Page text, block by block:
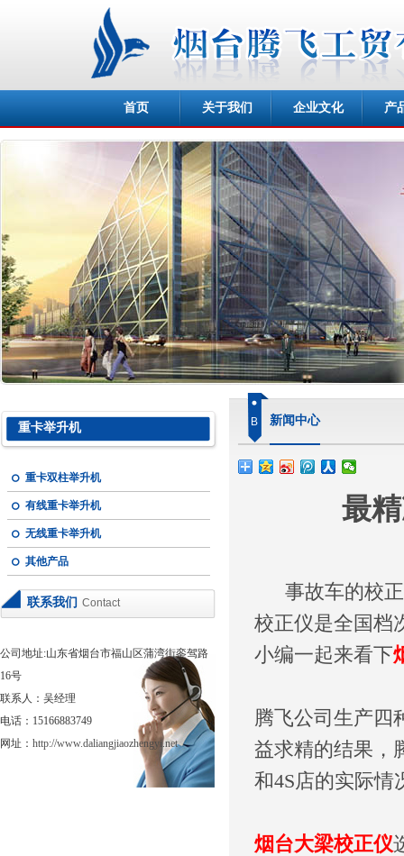
首页 关于我们 企业文化 产
重卡举升机
重卡双柱举升机
有线重卡举升机
无线重卡举升机
其他产品
联系我们 Contact
公司地址:山东省烟台市福山区蒲湾街銮驾路
16号
联系人：吴经理
电话：15166883749
网址： http://www.daliangjiaozhengyi.net
B 新闻中心
最
事故车的校正
校正仪是全国档
小编一起来看下
腾飞公司生产四
益求精的结果，
和4S店的实际情
烟台大梁校正仪